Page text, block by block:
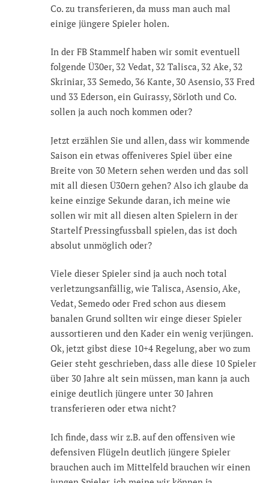
Co. zu transferieren, da muss man auch mal
einige jüngere Spieler holen.
In der FB Stammelf haben wir somit eventuell
folgende Ü30er, 32 Vedat, 32 Talisca, 32 Ake, 32
Skriniar, 33 Semedo, 36 Kante, 30 Asensio, 33 Fred
und 33 Ederson, ein Guirassy, Sörloth und Co.
sollen ja auch noch kommen oder?
Jetzt erzählen Sie und allen, dass wir kommende
Saison ein etwas offeniveres Spiel über eine
Breite von 30 Metern sehen werden und das soll
mit all diesen Ü30ern gehen? Also ich glaube da
keine einzige Sekunde daran, ich meine wie
sollen wir mit all diesen alten Spielern in der
Startelf Pressingfussball spielen, das ist doch
absolut unmöglich oder?
Viele dieser Spieler sind ja auch noch total
verletzungsanfällig, wie Talisca, Asensio, Ake,
Vedat, Semedo oder Fred schon aus diesem
banalen Grund sollten wir einge dieser Spieler
aussortieren und den Kader ein wenig verjüngen.
Ok, jetzt gibst diese 10+4 Regelung, aber wo zum
Geier steht geschrieben, dass alle diese 10 Spieler
über 30 Jahre alt sein müssen, man kann ja auch
einige deutlich jüngere unter 30 Jahren
transferieren oder etwa nicht?
Ich finde, dass wir z.B. auf den offensiven wie
defensiven Flügeln deutlich jüngere Spieler
brauchen auch im Mittelfeld brauchen wir einen